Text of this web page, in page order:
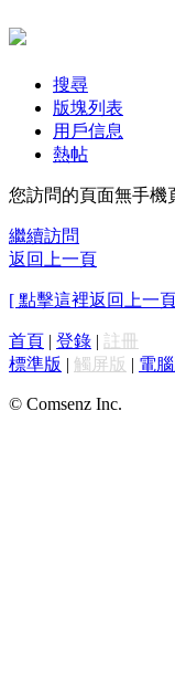
搜尋
版塊列表
用戶信息
熱帖
您訪問的頁面無手機
繼續訪問
返回上一頁
[ 點擊這裡返回上一
首頁 | 登錄 | 註冊
標準版 | 觸屏版 | 電
© Comsenz Inc.